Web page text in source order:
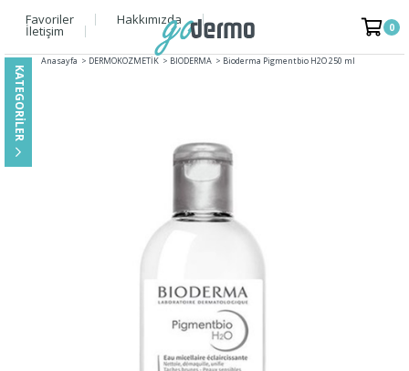
Favoriler Hakkımızda
İletişim 0
Anasayfa > DERMOKOZMETİK > BIODERMA > Bioderma Pigmentbio H2O 250 ml